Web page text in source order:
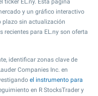
ticker EL.ny. Esta página
y un gráfico interactivo
plazo sin actualización
recientes para EL.ny son oferta
identificar zonas clave de
Companies Inc. en
el instrumento para
en R StocksTrader y